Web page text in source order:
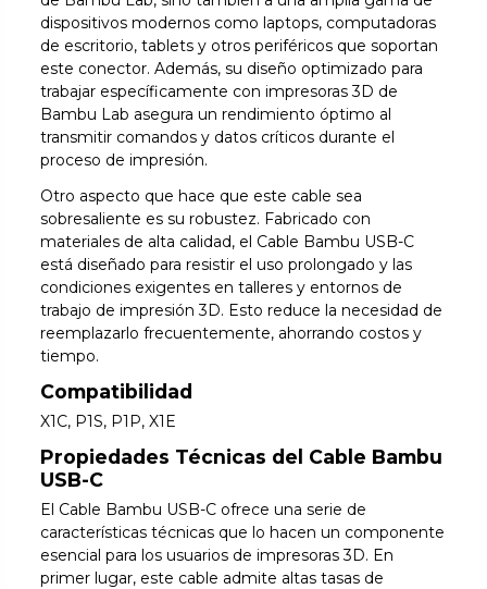
dispositivos modernos como laptops, computadoras
de escritorio, tablets y otros periféricos que soportan
este conector. Además, su diseño optimizado para
trabajar específicamente con impresoras 3D de
Bambu Lab asegura un rendimiento óptimo al
transmitir comandos y datos críticos durante el
proceso de impresión.
Otro aspecto que hace que este cable sea
sobresaliente es su robustez. Fabricado con
materiales de alta calidad, el Cable Bambu USB-C
está diseñado para resistir el uso prolongado y las
condiciones exigentes en talleres y entornos de
trabajo de impresión 3D. Esto reduce la necesidad de
reemplazarlo frecuentemente, ahorrando costos y
tiempo.
Compatibilidad
X1C, P1S, P1P, X1E
Propiedades Técnicas del Cable Bambu
USB-C
El Cable Bambu USB-C ofrece una serie de
características técnicas que lo hacen un componente
esencial para los usuarios de impresoras 3D. En
primer lugar, este cable admite altas tasas de